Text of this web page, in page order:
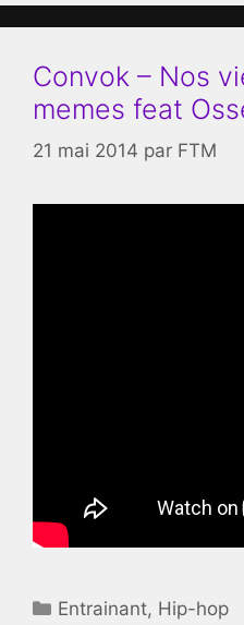
Convok – Nos
memes feat
21 mai 2014 par FTM
Catégories
Entrainant, Hip-hop